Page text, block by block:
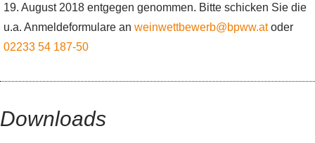
19. August 2018 entgegen genommen. Bitte schicken Sie die
u.a. Anmeldeformulare an weinwettbewerb@bpww.atoder
02233 54 187-50
Downloads